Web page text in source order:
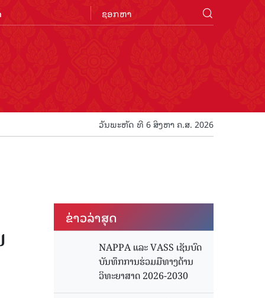
ວັນພະຫັດ ທີ 6 ສິງຫາ ຄ.ສ. 2026
ຂ່າວ​ລ່າ​ສຸດ
NAPPA ແລະ VASS ເຊັນບົດ
ບັນທຶກການຮ່ວມມືທາງດ້ານ
ວິທະຍາສາດ 2026-2030